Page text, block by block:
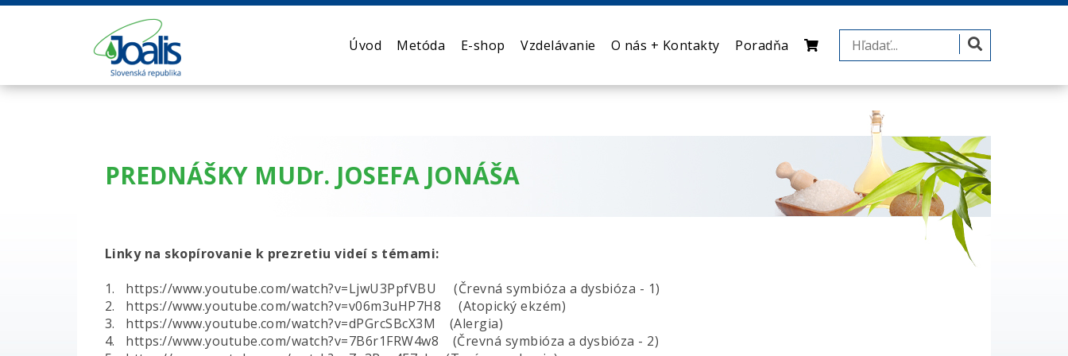
Úvod Metóda E-shop Vzdelávanie O nás + Kontakty Poradňa
PREDNÁŠKY MUDr. JOSEFA JONÁŠA
Linky na skopírovanie k prezretiu videí s témami:
1. https://www.youtube.com/watch?v=LjwU3PpfVBU (Črevná symbióza a dysbióza - 1)
2. https://www.youtube.com/watch?v=v06m3uHP7H8 (Atopický ekzém)
3. https://www.youtube.com/watch?v=dPGrcSBcX3M (Alergia)
4. https://www.youtube.com/watch?v=7B6r1FRW4w8 (Črevná symbióza a dysbióza - 2)